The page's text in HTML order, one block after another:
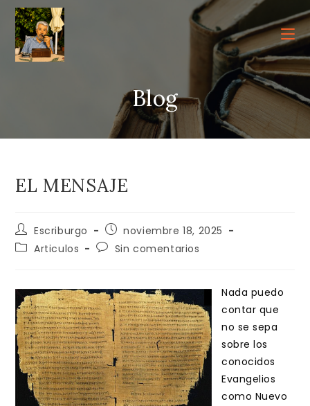
contenido
Blog
EL MENSAJE
Autor
de
la
Escriburgo
Publicación
de
la
noviembre 18, 2025
Categoría
entrada:
Articulos
Comentarios
entrada:
Sin comentarios
Nada puedo
contar que
no se sepa
sobre los
conocidos
Evangelios
como Nuevo